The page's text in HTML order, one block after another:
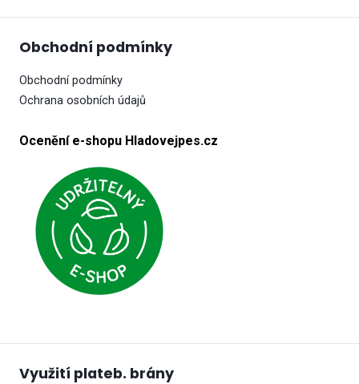
Obchodní podmínky
Obchodní podmínky
Ochrana osobních údajů
Ocenění e-shopu Hladovejpes.cz
Využití plateb. brány